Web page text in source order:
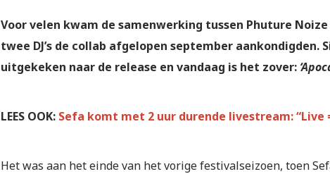
Voor velen kwam de samenwerking tussen Phuture
twee DJ’s de collab afgelopen september aankondigden.
uitgekeken naar de release en vandaag is het zover:
LEES OOK: Sefa komt met 2 uur durende livestream: “Live
Het was aan het einde van het vorige festivalseizoen, toen